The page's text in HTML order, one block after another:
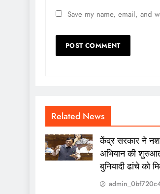
Save my name, email, and
Related News
केंद्र सरकार ने
अभियान की
बुनियादी ढांचे को
केंद्र
अभियान
बुनियादी ढांचे